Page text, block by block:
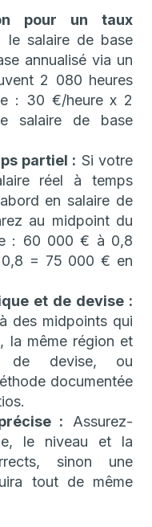
pour un taux
le salaire de base
annualisé via un
2 080 heures
: 30 €/heure x 2
de base
partiel : Si votre
réel à temps
en salaire de
au midpoint du
: 60 000 € à 0,8
= 75 000 € en
et de devise :
des midpoints qui
la même région et
de devise, ou
documentée
: Assurez-
le niveau et la
sinon une
tout de même